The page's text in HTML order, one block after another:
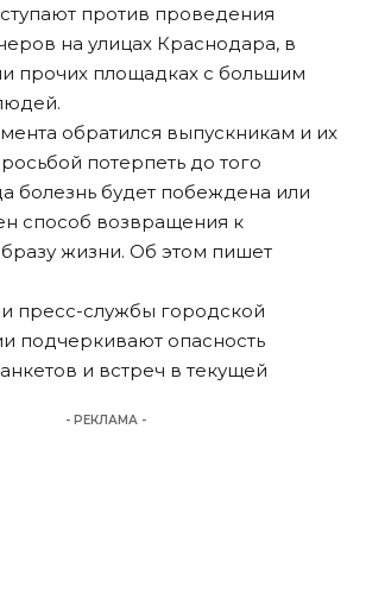
против проведения
на улицах Краснодара, в
прочих площадках с большим
обратился выпускникам и их
потерпеть до того
болезнь будет побеждена или
способ возвращения к
жизни. Об этом пишет
пресс-службы городской
подчеркивают опасность
и встреч в текущей
- РЕКЛАМА -